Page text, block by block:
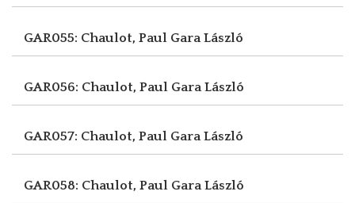
GAR055: Chaulot, Paul Gara László
GAR056: Chaulot, Paul Gara László
GAR057: Chaulot, Paul Gara László
GAR058: Chaulot, Paul Gara László